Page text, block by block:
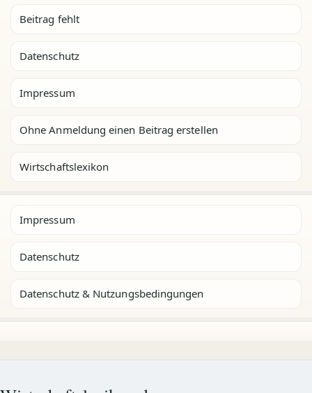
Beitrag fehlt
Datenschutz
Impressum
Ohne Anmeldung einen Beitrag erstellen
Wirtschaftslexikon
Impressum
Datenschutz
Datenschutz & Nutzungsbedingungen